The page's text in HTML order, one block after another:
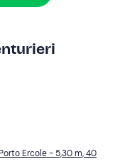
Ercole - 5,30 m, 40